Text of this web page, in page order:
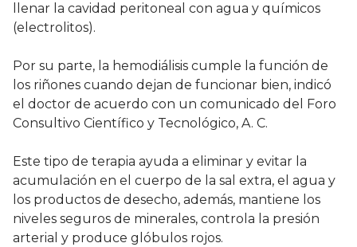
llenar la cavidad peritoneal con agua y químicos
(electrolitos).
Por su parte, la hemodiálisis cumple la función de
los riñones cuando dejan de funcionar bien, indicó
el doctor de acuerdo con un comunicado del Foro
Consultivo Científico y Tecnológico, A. C.
Este tipo de terapia ayuda a eliminar y evitar la
acumulación en el cuerpo de la sal extra, el agua y
los productos de desecho, además, mantiene los
niveles seguros de minerales, controla la presión
arterial y produce glóbulos rojos.